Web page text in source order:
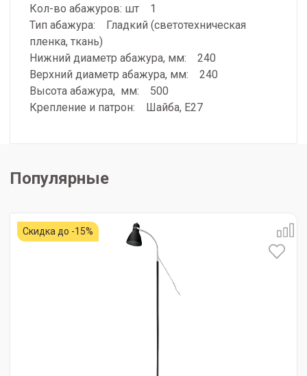
Кол-во абажуров: шт 1
Тип абажура: Гладкий (светотехническая
пленка, ткань)
Нижний диаметр абажура, мм: 240
Верхний диаметр абажура, мм: 240
Высота абажура, мм: 500
Крепление и патрон: Шайба, Е27
Популярные
Скидка до -15%